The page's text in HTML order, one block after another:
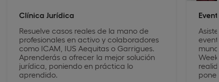
Clínica Jurídica
Resuelve casos reales de la mano de
profesionales en activo y colaboradores
como ICAM, IUS Aequitas o Garrigues.
Aprenderás a ofrecer la mejor solución
jurídica, poniendo en práctica lo
aprendido.